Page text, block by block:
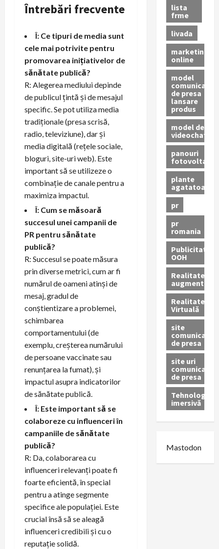
Întrebări frecvente
Î: Ce tipuri de media sunt
cele mai potrivite pentru
promovarea inițiativelor de
sănătate publică?
R: Alegerea mediului depinde
de publicul țintă și de mesajul
specific. Se pot utiliza media
tradiționale (presa scrisă,
radio, televiziune), dar și
media digitală (rețele sociale,
bloguri, site-uri web). Este
important să se utilizeze o
combinație de canale pentru a
maximiza impactul.
Î: Cum se măsoară
succesul unei campanii de
PR pentru sănătate
publică?
R: Succesul se poate măsura
prin diverse metrici, cum ar fi
numărul de oameni atinși de
mesaj, gradul de
conștientizare a problemei,
schimbarea
comportamentului (de
exemplu, creșterea numărului
de persoane vaccinate sau
renunțarea la fumat), și
impactul asupra indicatorilor
de sănătate publică.
Î: Este important să se
colaboreze cu influenceri în
campaniile de sănătate
publică?
R: Da, colaborarea cu
influenceri relevanți poate fi
foarte eficientă, în special
pentru a atinge segmente
specifice ale populației. Este
crucial însă să se aleagă
influenceri credibili și cu o
reputație solidă.
lista
frme
livada
marketing
online
model
comunicat
de presa
lansare
produs
model de
videochat
panouri
fotovoltaice
plante
agatatoare
pr
pr
romania
Publicitate
OOH
Realitatea
augmentată
Realitatea
Virtuală
site
comunicate
de presa
site uri
comunicate
de presa
Tehnologie
imersivă
Mastodon